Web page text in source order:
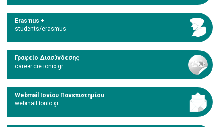
Erasmus +
students/erasmus
Γραφείο Διασύνδεσης
career.cie.ionio.gr
Webmail Ιονίου Πανεπιστημίου
webmail.ionio.gr